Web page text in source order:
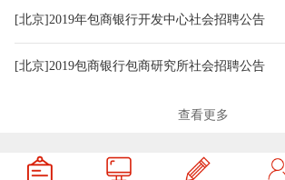
[北京]2019年包商银行开发中心社会招聘公告
[北京]2019包商银行包商研究所社会招聘公告
[北京]2019年包商银行信息安全中心社会招聘公告
[北京]2019年包商银行包商研究所社会招聘公告
查看更多